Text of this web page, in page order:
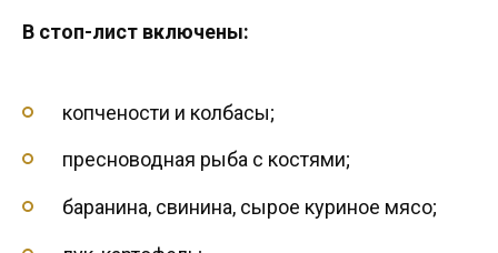
В стоп-лист включены:
копчености и колбасы;
пресноводная рыба с костями;
баранина, свинина, сырое куриное мясо;